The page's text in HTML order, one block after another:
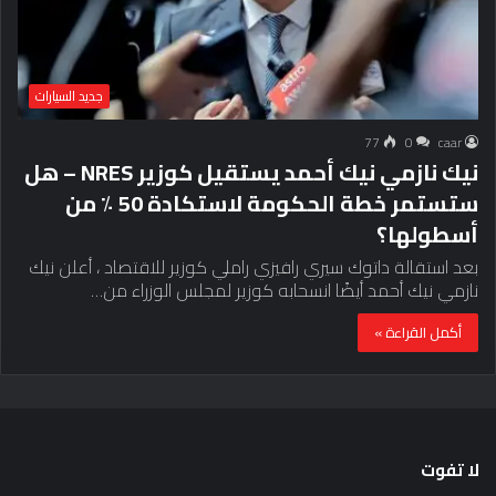
جديد السيارات
caar
0
77
نيك نازمي نيك أحمد يستقيل كوزير NRES – هل
ستستمر خطة الحكومة لاستكادة 50 ٪ من
أسطولها؟
بعد استقالة داتوك سيري رافيزي راملي كوزير للاقتصاد ، أعلن نيك
نازمي نيك أحمد أيضًا انسحابه كوزير لمجلس الوزراء من…
أكمل القراءة »
لا تفوت